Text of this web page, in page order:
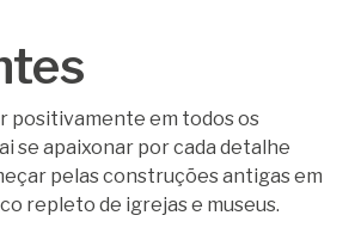
positivamente em todos os
se apaixonar por cada detalhe
pelas construções antigas em
repleto de igrejas e museus.